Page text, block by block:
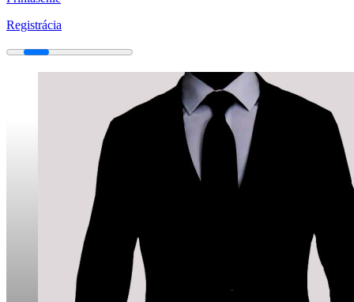
Registrácia